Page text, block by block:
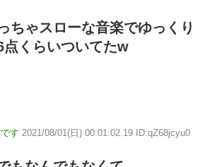
ちゃスローな音楽でゆっくり
点くらいついてたw
す 2021/08/01(日) 00:01:02.19 ID:qZ68jcyu0